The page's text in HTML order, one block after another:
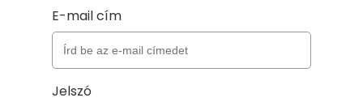
E-mail cím
Jelszó